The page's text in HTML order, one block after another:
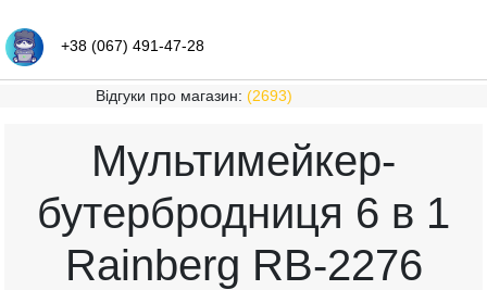
+38 (067) 491-47-28
Відгуки про магазин: (2693)
Мультимейкер-
бутербродниця 6 в 1
Rainberg RB-2276